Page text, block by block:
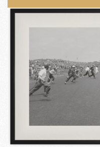
Bezoekers
Word nu lid!